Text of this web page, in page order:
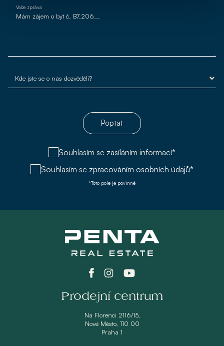
Vaše zpráva
Poptat
Souhlasím se zasíláním informací*
Souhlasím se zpracováním osobních údajů*
*Toto pole je povinné
Prodejní centrum
Na Florenci 2116/15,
Nové Město, 110 00
Praha 1